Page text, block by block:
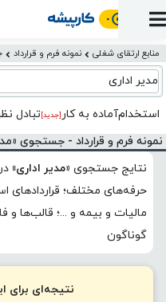
پنل
استخدام
به
کار
ثبت
رزومه
آگهی
آماده
به
کار
ثبت
آگهی
استخدام
نشان
شده‌ها
تبادل
نظر
منابع
ارتقای
شغلی
دوره
آموزشی
مقاله
کتاب
فایل‌و‌قالب
اخبار
استخدام
کارپیشه
جستجوی
کارجویان
(رزومه)
بخش
کارفرمایان
منابع ارتقای شغلی نمونه فرم و قرارداد
مدیر اداری
استخدامآماده به کار [جدید]تبادل‌
نمونه فرم و قرارداد - جستجوی
نتایج جستجوی «مدیر اداری» در
حرفه‌های مختلف؛ قراردادهای
مالیات و بیمه و ...؛ قالب‌ها و
گوناگون
نتیجه‌ای برای